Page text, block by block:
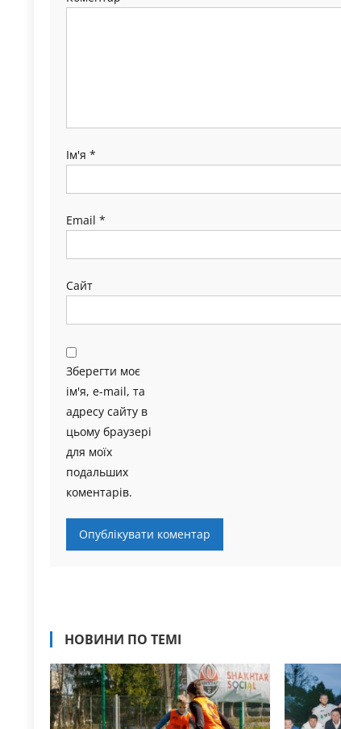
Ім'я *
Email *
Сайт
Зберегти моє
ім'я, e-mail, та
адресу сайту в
цьому браузері
для моїх
подальших
коментарів.
НОВИНИ ПО ТЕМІ